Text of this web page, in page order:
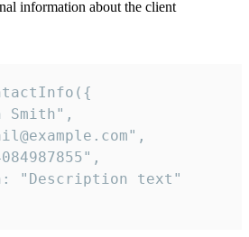
information about the client
Smith",
"Description text"